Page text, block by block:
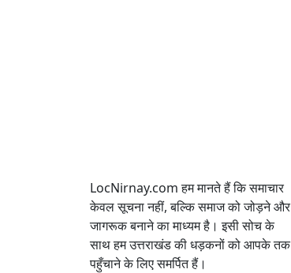
LocNirnay.com हम मानते हैं कि समाचार
केवल सूचना नहीं, बल्कि समाज को जोड़ने और
जागरूक बनाने का माध्यम है। इसी सोच के
साथ हम उत्तराखंड की धड़कनों को आपके तक
पहुँचाने के लिए समर्पित हैं।